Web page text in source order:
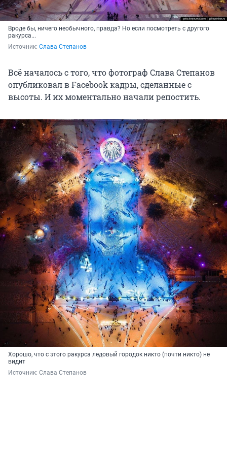
Вроде бы, ничего необычного, правда? Но если посмотреть с другого
ракурса...
Источник: Слава Степанов
Всё началось с того, что фотограф Слава Степанов
опубликовал в Facebook кадры, сделанные с
высоты. И их моментально начали репостить.
Хорошо, что с этого ракурса ледовый городок никто (почти никто) не
видит
Источник: Слава Степанов